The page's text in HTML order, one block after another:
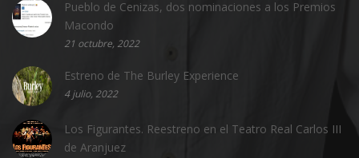
Pueblo de Cenizas, dos nominaciones a los Premios
Macondo
21 octubre, 2022
Estreno de The Burley Experience
4 julio, 2022
Los Figurantes. Reestreno en el Teatro Real Carlos III
de Aranjuez